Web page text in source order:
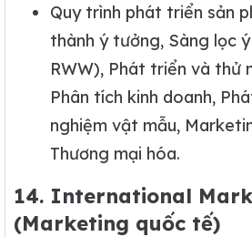
Quy trình phát triển sản
thành ý tưởng, Sàng lọc
RWW), Phát triển và thử
Phân tích kinh doanh,
nghiệm vật mẫu,
Thương mại hóa.
14. International
(Marketing quốc tế)